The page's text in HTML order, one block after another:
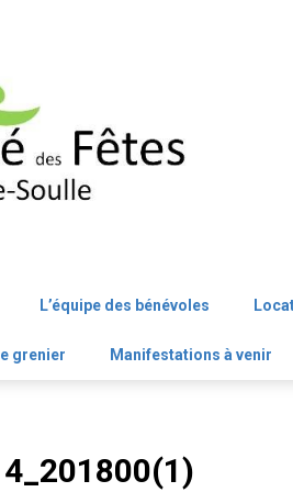
L’équipe des bénévoles
grenier Manifestations à venir